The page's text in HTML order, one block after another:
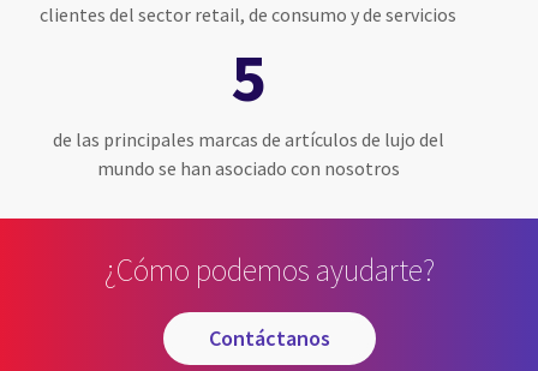
clientes del sector retail, de consumo y de servicios
5
de las principales marcas de artículos de lujo del
mundo se han asociado con nosotros
¿Cómo podemos ayudarte?
contáctanos